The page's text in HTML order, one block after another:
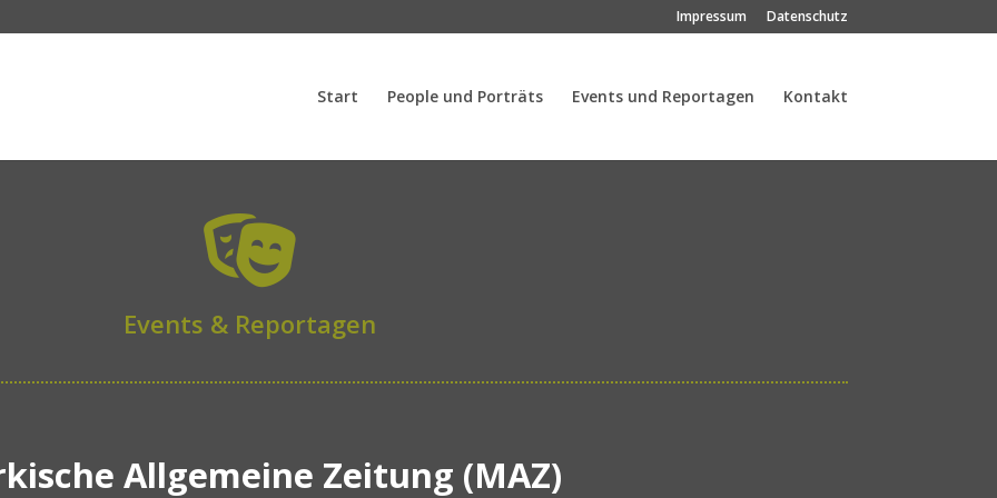
Impressum Datenschutz
Start People und Porträts Events und Reportagen Kontakt

Events & Reportagen
Allgemeine Zeitung (MAZ)